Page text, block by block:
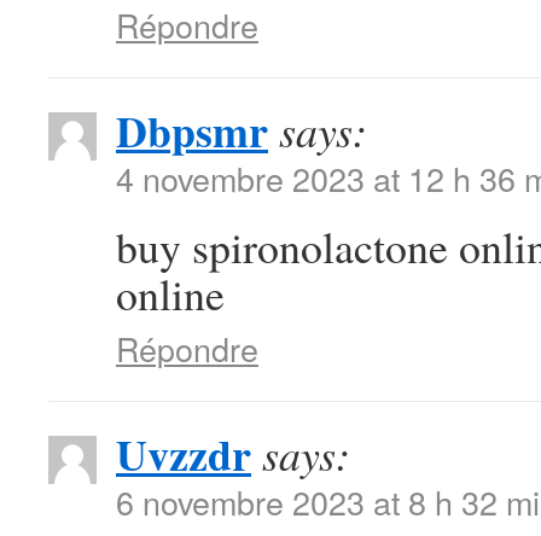
Répondre
Dbpsmrsays:
4 novembre 2023 at 12 h 36
buy spironolactone
online
Répondre
Uvzzdrsays:
6 novembre 2023 at 8 h 32